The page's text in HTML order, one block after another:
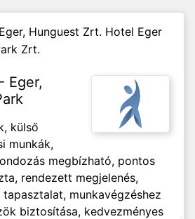
Eger, Hunguest Zrt. Hotel Eger
Zrt.
Eger,
külső
munkák,
megbízható, pontos
rendezett megjelenés,
munkavégzéshez
biztosítása, kedvezményes